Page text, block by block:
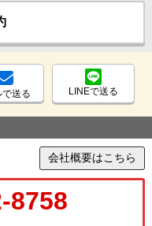
で送る LINEで送る
会社概要はこちら
8758